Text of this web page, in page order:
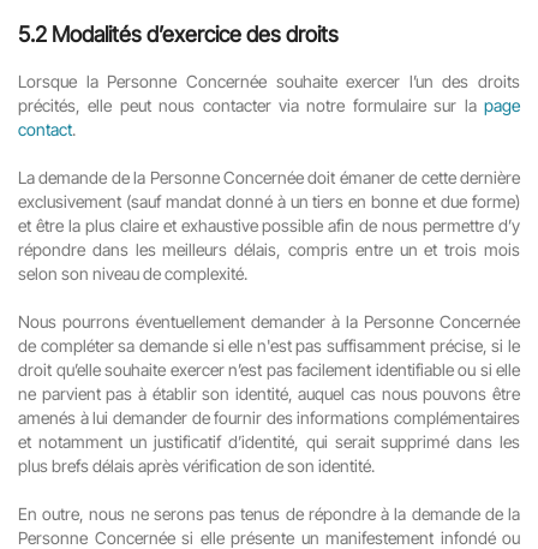
5.2 Modalités d’exercice des droits
Lorsque la Personne Concernée souhaite exercer l’un des droits
précités, elle peut nous contacter via notre formulaire sur la page
contact.
La demande de la Personne Concernée doit émaner de cette dernière
exclusivement (sauf mandat donné à un tiers en bonne et due forme)
et être la plus claire et exhaustive possible afin de nous permettre d’y
répondre dans les meilleurs délais, compris entre un et trois mois
selon son niveau de complexité.
Nous pourrons éventuellement demander à la Personne Concernée
de compléter sa demande si elle n'est pas suffisamment précise, si le
droit qu’elle souhaite exercer n’est pas facilement identifiable ou si elle
ne parvient pas à établir son identité, auquel cas nous pouvons être
amenés à lui demander de fournir des informations complémentaires
et notamment un justificatif d’identité, qui serait supprimé dans les
plus brefs délais après vérification de son identité.
En outre, nous ne serons pas tenus de répondre à la demande de la
Personne Concernée si elle présente un manifestement infondé ou